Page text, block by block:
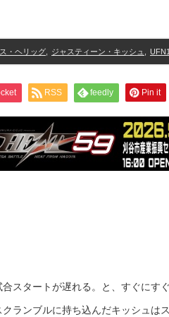
・ヘリッグ ジャスティーン・キッシュ
RSS feedly Pin it
スタートが遅れる。と、すぐにす
ランブルに持ち込んだキッシュは